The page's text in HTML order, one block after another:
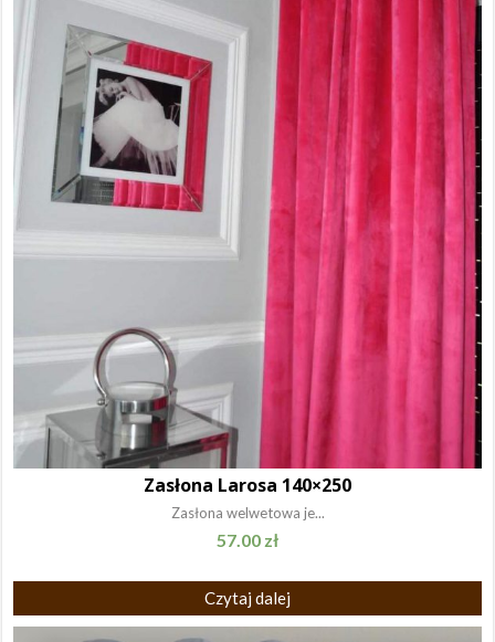
Zasłona Larosa 140×250
Zasłona welwetowa je...
57.00 zł
Czytaj dalej